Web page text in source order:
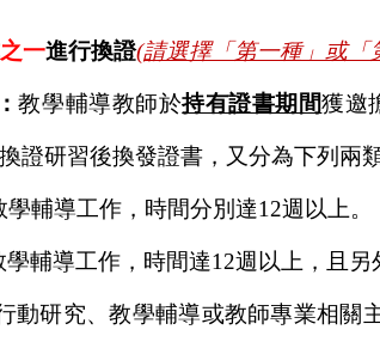
之一進行換證(請選擇「第一種」或「
：教學輔導教師於持有證書期間獲邀
證研習後換發證書，又分為下列兩
學輔導工作，時間分別達12週以上。
輔導工作，時間達12週以上，且另
動研究、教學輔導或教師專業相